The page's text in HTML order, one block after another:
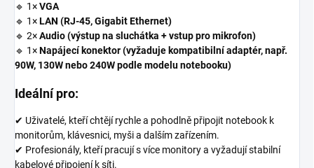
🔹 1×VGA
🔹 1×LAN (RJ-45, Gigabit Ethernet)
🔹 2×Audio (výstup na sluchátka + vstup pro mikrofon)
🔹 1×Napájecí konektor (vyžaduje kompatibilní adaptér, např.
90W, 130W nebo 240W podle modelu notebooku)
Ideální pro:
✔ Uživatelé, kteří chtějí rychle a pohodlně připojit notebook k
monitorům, klávesnici, myši a dalším zařízením.
✔ Profesionály, kteří pracují s více monitory a vyžadují stabilní
kabelové připojení k síti.